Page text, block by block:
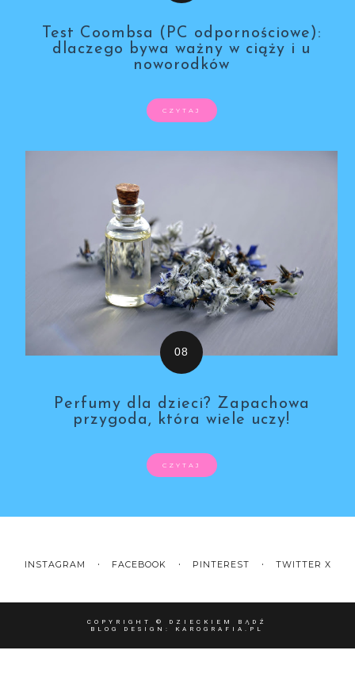
Test Coombsa (PC odpornościowe):
dlaczego bywa ważny w ciąży i u
noworodków
CZYTAJ
Perfumy dla dzieci? Zapachowa
przygoda, która wiele uczy!
CZYTAJ
INSTAGRAM FACEBOOK PINTEREST TWITTER X
COPYRIGHT © DZIECKIEM BĄDŹ
BLOG DESIGN: KAROGRAFIA.PL